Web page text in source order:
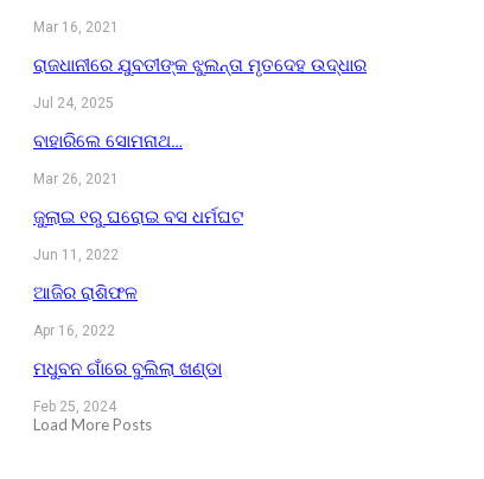
Mar 16, 2021
ରାଜଧାନୀରେ ଯୁବତୀଙ୍କ ଝୁଲନ୍ତା ମୃତଦେହ ଉଦ୍ଧାର
Jul 24, 2025
ବାହାରିଲେ ସୋମନାଥ…
Mar 26, 2021
ଜୁଲାଇ ୧ରୁ ଘରୋଇ ବସ ଧର୍ମଘଟ
Jun 11, 2022
ଆଜିର ରାଶିଫଳ
Apr 16, 2022
ମଧୁବନ ଗାଁରେ ବୁଲିଲା ଖଣ୍ଡା
Feb 25, 2024
Load More Posts